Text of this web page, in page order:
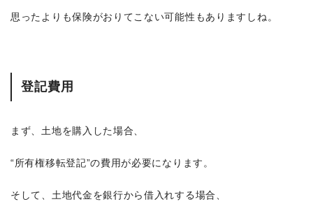
思ったよりも保険がおりてこない可能性もありますしね。
登記費用
まず、土地を購入した場合、
“所有権移転登記”の費用が必要になります。
そして、土地代金を銀行から借入れする場合、